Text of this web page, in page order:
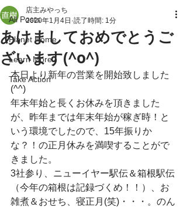
All Posts
Planet Home
Learn More
Take Action
あけましておめでとうご
ざいます(^o^)
店主みやっち
2020年1月4日 読了時間: 1分
本日より新年の営業を開始致しました
(^^)
年末年始と長くお休みを頂きました
が、昨年までは年末年始が稼ぎ時！と
いう環境でしたので、15年振りか
な？！の正月休みを満喫することがで
きました。
3社参り、ニューイヤー駅伝＆箱根駅伝
（今年の箱根は記録づくめ！！）、お
雑煮＆おせち、寝正月(笑)・・・。のん